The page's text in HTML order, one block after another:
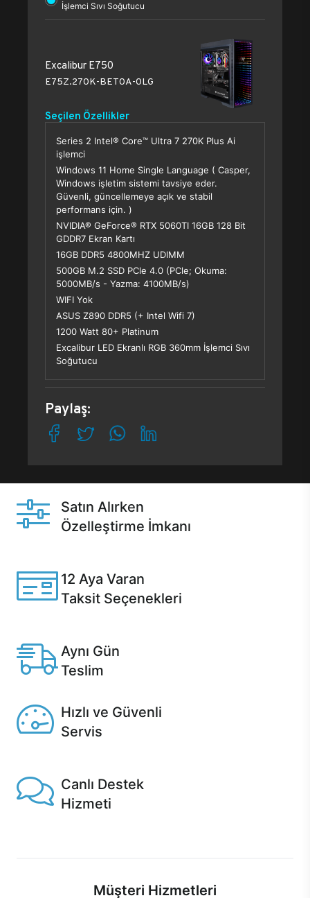
İşlemci Sıvı Soğutucu
Excalibur E750
E75Z.270K-BET0A-0LG
Seçilen Özellikler
Series 2 Intel® Core™ Ultra 7 270K Plus Ai
işlemci
Windows 11 Home Single Language ( Casper,
Windows işletim sistemi tavsiye eder.
Güvenli, güncellemeye açık ve stabil
performans için. )
NVIDIA® GeForce® RTX 5060TI 16GB 128 Bit
GDDR7 Ekran Kartı
16GB DDR5 4800MHZ UDIMM
500GB M.2 SSD PCle 4.0 (PCle; Okuma:
5000MB/s - Yazma: 4100MB/s)
WIFI Yok
ASUS Z890 DDR5 (+ Intel Wifi 7)
1200 Watt 80+ Platinum
Excalibur LED Ekranlı RGB 360mm İşlemci Sıvı
Soğutucu
Paylaş:
Satın Alırken
Özelleştirme İmkanı
12 Aya Varan
Taksit Seçenekleri
Aynı Gün
Teslim
Hızlı ve Güvenli
Servis
Canlı Destek
Hizmeti
Müşteri Hizmetleri